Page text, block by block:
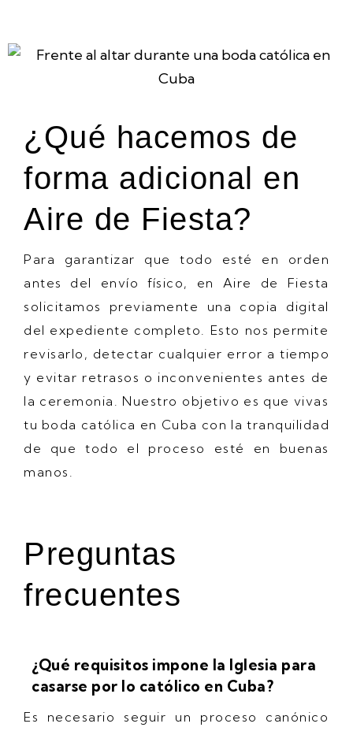
¿Qué hacemos de
forma adicional en
Aire de Fiesta?
Para garantizar que todo esté en orden
antes del envío físico, en Aire de Fiesta
solicitamos previamente una copia digital
del expediente completo. Esto nos permite
revisarlo, detectar cualquier error a tiempo
y evitar retrasos o inconvenientes antes de
la ceremonia. Nuestro objetivo es que vivas
tu boda católica en Cuba con la tranquilidad
de que todo el proceso esté en buenas
manos.
Preguntas
frecuentes
¿Qué requisitos impone la Iglesia para
casarse por lo católico en Cuba?
Es necesario seguir un proceso canónico